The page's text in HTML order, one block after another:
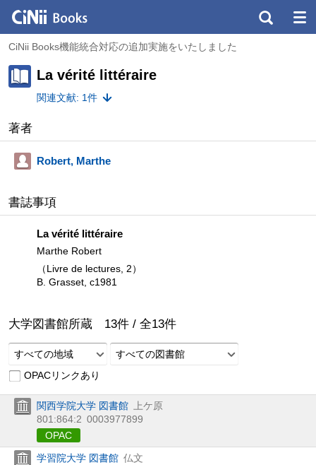
CiNii Books機能統合対応の追加実施をいたしました
La vérité littéraire
関連文献: 1件
著者
Robert, Marthe
書誌事項
La vérité littéraire
Marthe Robert
（Livre de lectures, 2）
B. Grasset, c1981
大学図書館所蔵 13件 / 全13件
すべての地域
すべての図書館
OPACリンクあり
関西学院大学 図書館
上ケ原
801:864:2 0003977899
OPAC
学習院大学 図書館 仏文